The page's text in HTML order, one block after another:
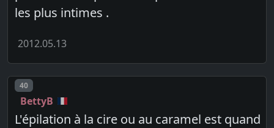
les plus intimes .
2012.05.13
Post number
40
BettyB
L'épilation à la cire ou au caramel est quand